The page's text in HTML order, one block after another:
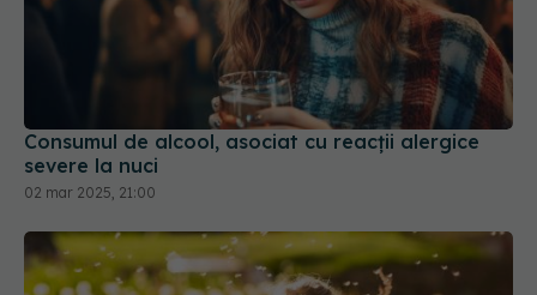
Consumul de alcool, asociat cu reacții alergice
severe la nuci
02 mar 2025, 21:00